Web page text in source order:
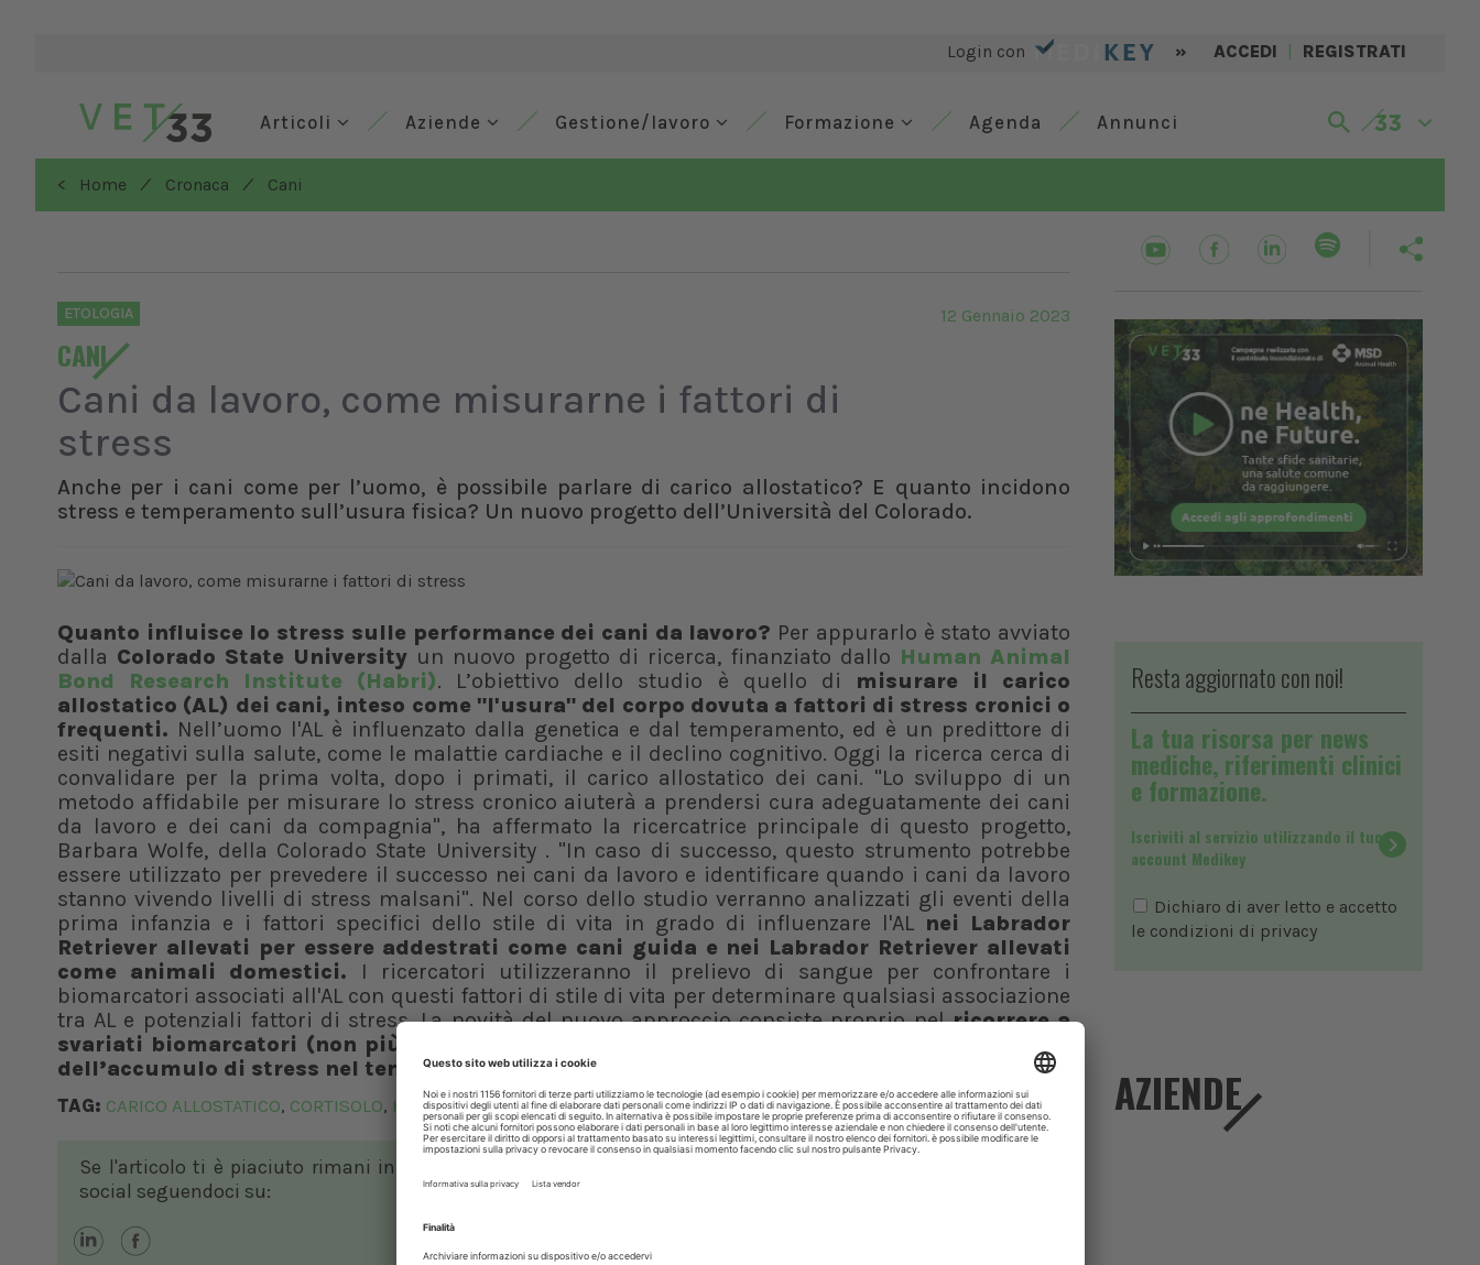
Login con » ACCEDI | REGISTRATI
Articoli Aziende Gestione/lavoro Formazione Agenda Annunci
< Home / Cronaca / Cani
ETOLOGIA
CANI
12 Gennaio 2023
Cani da lavoro, come misurarne i fattori di
stress
Anche per i cani come per l’uomo, è possibile parlare di carico allostatico? E quanto incidono
stress e temperamento sull’usura fisica? Un nuovo progetto dell’Università del Colorado.
Quanto influisce lo stress sulle performance dei cani da lavoro? Per appurarlo è stato avviato
dalla Colorado State University un nuovo progetto di ricerca, finanziato dallo Human Animal
Bond Research Institute (Habri). L’obiettivo dello studio è quello di misurare il carico
allostatico (AL) dei cani, inteso come "l'usura" del corpo dovuta a fattori di stress cronici o
frequenti. Nell’uomo l'AL è influenzato dalla genetica e dal temperamento, ed è un predittore di
esiti negativi sulla salute, come le malattie cardiache e il declino cognitivo. Oggi la ricerca cerca di
convalidare per la prima volta, dopo i primati, il carico allostatico dei cani. "Lo sviluppo di un
metodo affidabile per misurare lo stress cronico aiuterà a prendersi cura adeguatamente dei cani
da lavoro e dei cani da compagnia", ha affermato la ricercatrice principale di questo progetto,
Barbara Wolfe, della Colorado State University . "In caso di successo, questo strumento potrebbe
essere utilizzato per prevedere il successo nei cani da lavoro e identificare quando i cani da lavoro
stanno vivendo livelli di stress malsani". Nel corso dello studio verranno analizzati gli eventi della
prima infanzia e i fattori specifici dello stile di vita in grado di influenzare l'AL nei Labrador
Retriever allevati per essere addestrati come cani guida e nei Labrador Retriever allevati
come animali domestici. I ricercatori utilizzeranno il prelievo di sangue per confrontare i
biomarcatori associati all'AL con questi fattori di stile di vita per determinare qualsiasi associazione
tra AL e potenziali fattori di stress. La novità del nuovo approccio consiste proprio nelricorrere a
svariati biomarcatori (non più, dunque, solo al cortisolo). In questo modo la valutazione
dell’accumulo di stress nel tempo sarà più accurata.
TAG: CARICO ALLOSTATICO, CORTISOLO, HABRI,STRESS
Se l'articolo ti è piaciuto rimani in contatto con noi sui nostri canali
social seguendoci su:
Resta aggiornato con noi!
La tua risorsa per news
mediche, riferimenti clinici
e formazione.
Iscriviti al servizio utilizzando il tuo
account Medikey
Dichiaro di aver letto e accetto
le condizioni di privacy
AZIENDE